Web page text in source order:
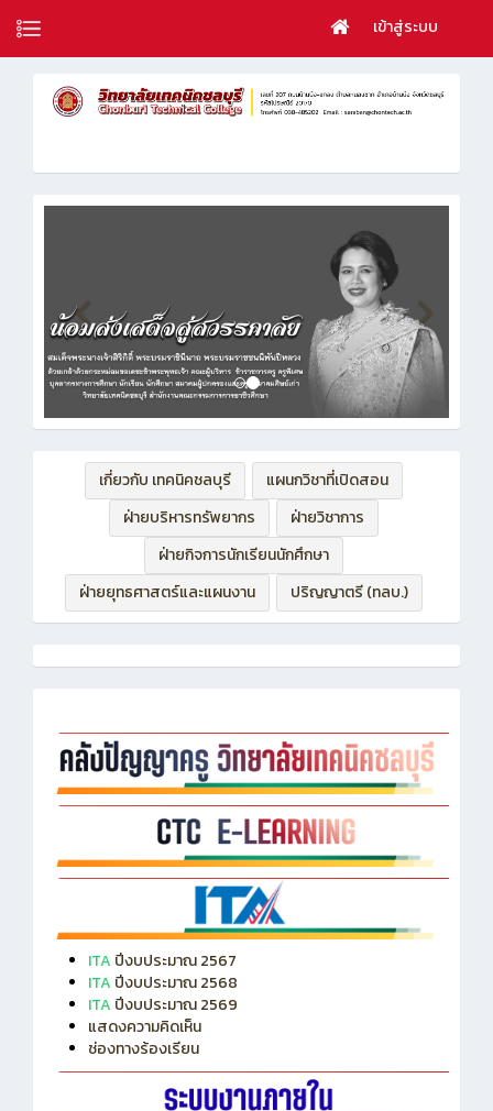
เข้าสู่ระบบ
ฝ่ายบริหารทรัพยากร
ฝ่ายวิชาการ
ฝ่ายกิจการนักเรียนนักศึกษา
ฝ่ายยุทธศาสตร์และแผนงาน
ปริญญาตรี (ทลบ.)
ITAปีงบประมาณ 2567
ITA ปีงบประมาณ 2568
ITA ปีงบประมาณ 2569
แสดงความคิดเห็น
ช่องทางร้องเรียน